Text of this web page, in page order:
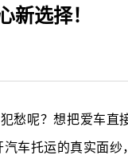
新选择！
愁呢？想把爱车直
汽车托运的真实面纱